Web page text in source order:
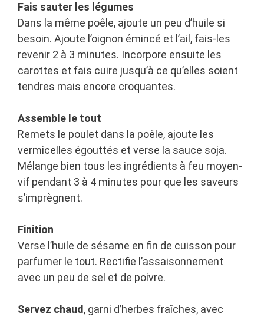
Fais sauter les légumes
Dans la même poêle, ajoute un peu d’huile si
besoin. Ajoute l’oignon émincé et l’ail, fais-les
revenir 2 à 3 minutes. Incorpore ensuite les
carottes et fais cuire jusqu’à ce qu’elles soient
tendres mais encore croquantes.
Assemble le tout
Remets le poulet dans la poêle, ajoute les
vermicelles égouttés et verse la sauce soja.
Mélange bien tous les ingrédients à feu moyen-
vif pendant 3 à 4 minutes pour que les saveurs
s’imprègnent.
Finition
Verse l’huile de sésame en fin de cuisson pour
parfumer le tout. Rectifie l’assaisonnement
avec un peu de sel et de poivre.
Servez chaud , garni d’herbes fraîches, avec